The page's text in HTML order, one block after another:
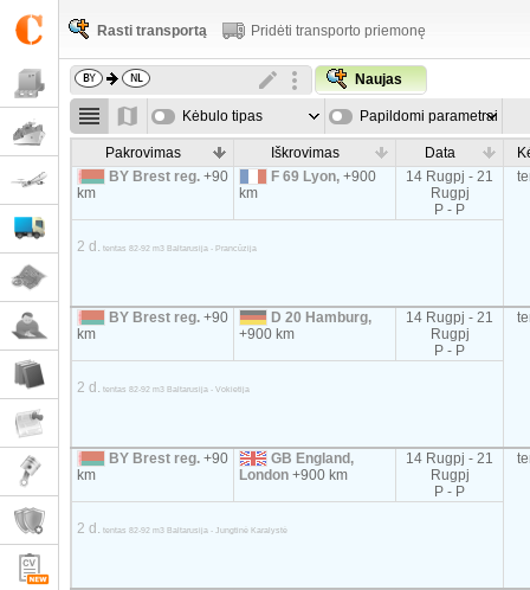
Rasti transportą Pridėti transporto priemonę
Naujas
Kėbulo tipas Papildomi parametrai
Pakrovimas Iškrovimas Data
BY Brest reg.+90
km
F 69 Lyon,+900
km
14 Rugpj - 21
Rugpj
P - P
2 d. tentas 82-92 m3 Baltarusija - Prancūzija
BY Brest reg.+90
km
D 20 Hamburg,
+900 km
14 Rugpj - 21
Rugpj
P - P
2 d. tentas 82-92 m3 Baltarusija - Vokietija
BY Brest reg.+90
km
GB England,
London+900 km
14 Rugpj - 21
Rugpj
P - P
2 d. tentas 82-92 m3 Baltarusija - Jungtinė Karalystė